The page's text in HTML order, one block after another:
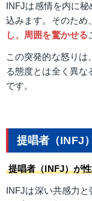
INFJは感情を内に秘
込みます。そのため、
し、周囲を驚かせる
この突発的な怒りは
る態度とは全く異
です。
提唱者（INFJ
提唱者（INFJ）が
INFJは深い共感力